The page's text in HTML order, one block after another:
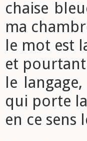
chaise
ma
le mot est
et
le
qui porte
en ce sens